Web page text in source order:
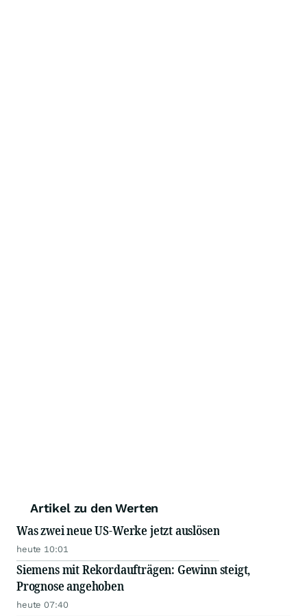
Artikel zu den Werten
Was zwei neue US-Werke jetzt auslösen
heute 10:01
Siemens mit Rekordaufträgen: Gewinn steigt,
Prognose angehoben
heute 07:40